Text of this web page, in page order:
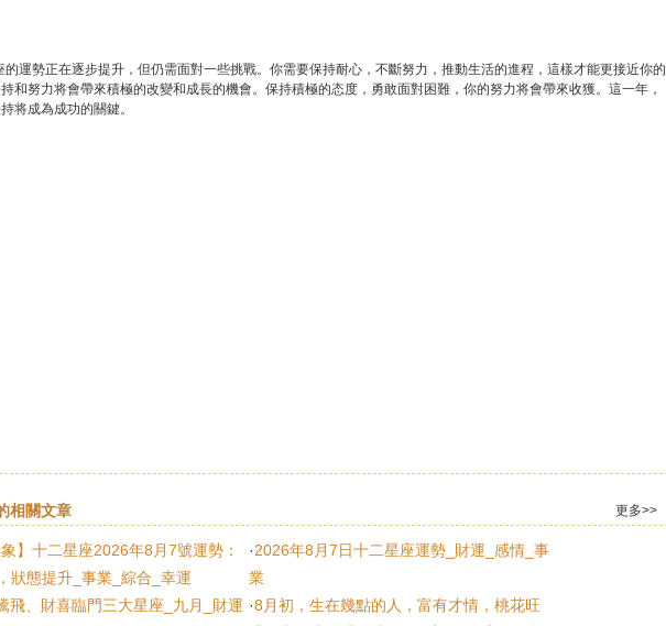
的運勢正在逐步提升，但仍需面對一些挑戰。你需要保持耐心，不斷努力，推動生活的進程，這樣才能更接近你的
和努力将會帶來積極的改變和成長的機會。保持積極的态度，勇敢面對困難，你的努力将會帶來收獲。這一年，
将成為成功的關鍵。
相關文章 更多>>
象】十二星座2026年8月7號運勢：
狀態提升_事業_綜合_幸運
·2026年8月7日十二星座運勢_財運_感情_事
業
飛、財喜臨門三大星座_九月_財運 ·8月初，生在幾點的人，富有才情，桃花旺
鼠
龍